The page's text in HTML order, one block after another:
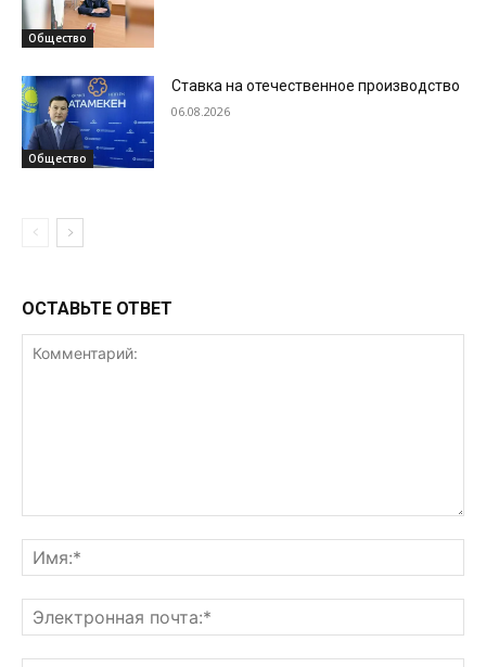
Общество
Общество
Ставка на отечественное производство
06.08.2026
ОСТАВЬТЕ ОТВЕТ